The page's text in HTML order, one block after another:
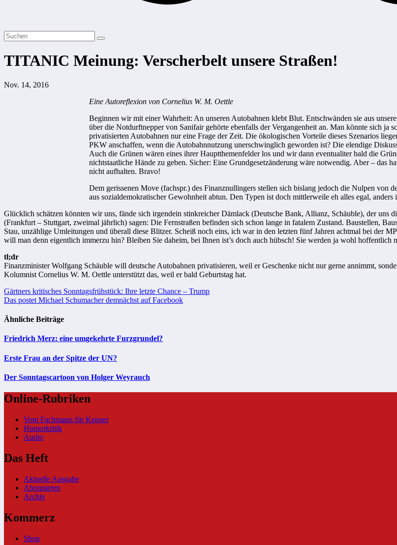
TITANIC Meinung: Verscherbelt unsere Straßen!
Nov. 14, 2016
Eine Autoreflexion von Cornelius W. M. Oettle
Beginnen wir mit einer Wahrheit: An unseren Autobahnen klebt Blut. Entschwänden sie aus
über die Notdurftnepper von Sanifair gehörte ebenfalls der Vergangenheit an. Man könnte sich
privatisierten Autobahnen nur eine Frage der Zeit. Die ökologischen Vorteile dieses Szenarios
PKW anschaffen, wenn die Autobahnnutzung unerschwinglich geworden ist? Die elendige
Auch die Grünen wären eines ihrer Hauptthemenfelder los und wir dann eventualiter bald die
nichtstaatliche Hände zu geben. Sicher: Eine Grundgesetzänderung wäre notwendig. Aber – das
nicht aufhalten. Bravo!
Dem gerissenen Move (fachspr.) des Finanznullingers stellen sich bislang jedoch die Nulpen von
aus sozialdemokratischer Gewohnheit abtun. Den Typen ist doch mittlerweile eh alles egal,
Glücklich schätzen könnten wir uns, fände sich irgendein stinkreicher Dämlack (Deutsche Bank, Allianz, Schäuble), der uns
(Frankfurt – Stuttgart, zweimal jährlich) sagen: Die Fernstraßen befinden sich schon lange in fatalem Zustand. Baustellen,
Stau, unzählige Umleitungen und überall diese Blitzer. Scheiß noch eins, ich war in den letzten fünf Jahren achtmal bei der
will man denn eigentlich immerzu hin? Bleiben Sie daheim, bei Ihnen ist’s doch auch hübsch! Sie werden ja wohl hoffentlich
tl;dr
Finanzminister Wolfgang Schäuble will deutsche Autobahnen privatisieren, weil er Geschenke nicht nur gerne annimmt,
Kolumnist Cornelius W. M. Oettle unterstützt das, weil er bald Geburtstag hat.
Beitragsnavigation
Gärtners kritisches Sonntagsfrühstück: Ihre letzte Chance – Trump
Das postet Michael Schumacher demnächst auf Facebook
Ähnliche Beiträge
Friedrich Merz: eine umgekehrte Furzgrundel?
Erste Frau an der Spitze der UN?
Der Sonntagscartoon von Holger Weyrauch
Online-Rubriken
Vom Fachmann für Kenner
Humorkritik
Audio
Das Heft
Aktuelle Ausgabe
Abonnieren
Archiv
Kommerz
Shop